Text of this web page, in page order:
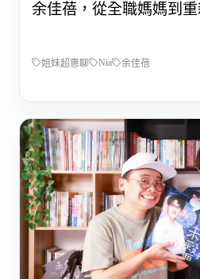
余佳蓓，從全職媽媽到
姐妹超惠聊 Nia 余佳蓓